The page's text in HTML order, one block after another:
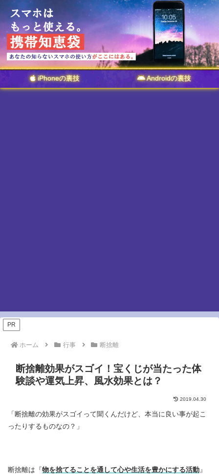
iPhoneの裏技 Androidの裏技
PR
ホーム 行事 断捨離
断捨離効果がスゴイ！宝くじが当たった体
験談や運気上昇、風水効果とは？
2019.04.30
「断捨離の効果がスゴイって聞くんだけど、本当に良い事が起こ
ったりするものなの？」
断捨離は『物を捨てることを通して心や生活を豊かにする活動』